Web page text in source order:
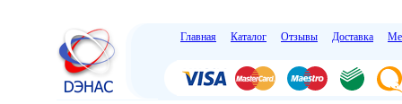
Главная Каталог Отзывы Доставка